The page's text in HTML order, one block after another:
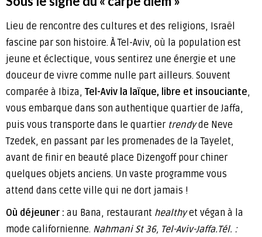
Lieu de rencontre des cultures et des religions, Israël
fascine par son histoire. À Tel-Aviv, où la population est
jeune et éclectique, vous sentirez une énergie et une
douceur de vivre comme nulle part ailleurs. Souvent
comparée à Ibiza, Tel-Aviv la laïque, libre et insouciante,
vous embarque dans son authentique quartier de Jaffa,
puis vous transporte dans le quartier trendyde Neve
Tzedek, en passant par les promenades de la Tayelet,
avant de finir en beauté place Dizengoff pour chiner
quelques objets anciens. Un vaste programme vous
attend dans cette ville qui ne dort jamais !
Où déjeuner : au Bana, restaurant healthyet végan à la
mode californienne. Nahmani St 36, Tel-Aviv-Jaffa.Tél. :